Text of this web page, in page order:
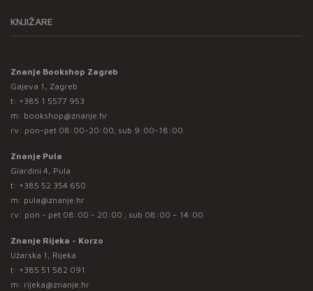
KNJIŽARE
Znanje Bookshop Zagreb
Gajeva 1, Zagreb
t: +385 1 5577 953
m: bookshop@znanje.hr
rv: pon-pet 08:00-20:00; sub 9:00-18:00
Znanje Pula
Giardini 4, Pula
t: +385 52 354 650
m: pula@znanje.hr
rv: pon - pet 08:00 - 20:00 ; sub 08:00 – 14:00
Znanje Rijeka - Korzo
Užarska 1, Rijeka
t: +385 51 582 091
m: rijeka@znanje.hr